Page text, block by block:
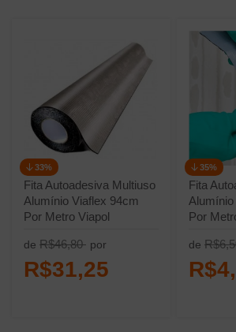
Fita Autoadesiva Multiuso
Alumínio Viaflex 94cm
Por Metro Viapol
de R$46,80
33%
por
R$31,25
Fita
Por
de
35%